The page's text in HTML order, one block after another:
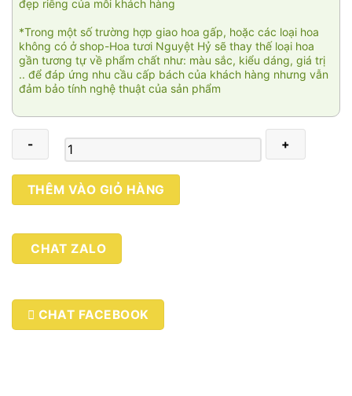
đẹp riêng của mỗi khách hàng
*Trong một số trường hợp giao hoa gấp, hoặc các loại hoa
không có ở shop-Hoa tươi Nguyệt Hỷ sẽ thay thế loại hoa
gần tương tự về phẩm chất như: màu sắc, kiểu dáng, giá trị
.. để đáp ứng nhu cầu cấp bách của khách hàng nhưng vẫn
đảm bảo tính nghệ thuật của sản phẩm
Trọn
tình
số
lượng
THÊM VÀO GIỎ HÀNG
CHAT ZALO
CHAT FACEBOOK